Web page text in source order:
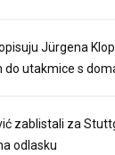
Jürgena
do utakmice s
zablistali za
odlasku